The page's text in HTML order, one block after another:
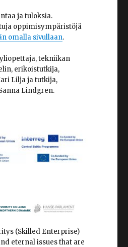
ja tuloksia.
oppimisympäristöjä
omalla sivullaan.
tekniikan
erikoistutkija,
Lilja ja tutkija,
Lindgren.
(Skilled Enterprise)
eternal issues that are